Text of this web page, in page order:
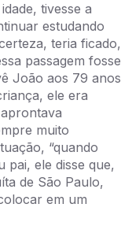
tivesse a
estudando
teria ficado,
passagem fosse
João aos 79 anos
ele era
muito
“quando
pai, ele disse que,
de São Paulo,
em um